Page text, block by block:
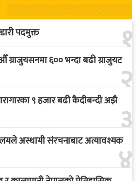
१
पदमुक्त
२
६०० भन्दा बढी ग्राजुयट
३
९ हजार बढी कैदीबन्दी अझै
४
अस्थायी संरचनाबाट अत्यावश्यक